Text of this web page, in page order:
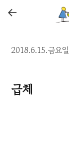
←
2018.6.15.금요일
급체